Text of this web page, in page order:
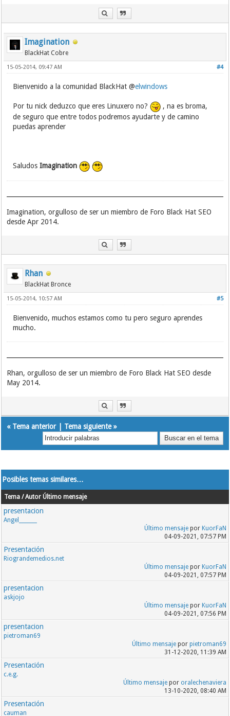
Imagination
BlackHat Cobre
#4
15-05-2014, 09:47 AM
Bienvenido a la comunidad BlackHat @elwindows
Por tu nick deduzco que eres Linuxero no?
, na es broma,
de seguro que entre todos podremos ayudarte y de camino
puedas aprender
SaludosImagination
Imagination, orgulloso de ser un miembro de Foro Black Hat SEO
desde Apr 2014.
Rhan
BlackHat Bronce
#5
15-05-2014, 10:57 AM
Bienvenido, muchos estamos como tu pero seguro aprendes
mucho.
Rhan, orgulloso de ser un miembro de Foro Black Hat SEO desde
May 2014.
« Tema anterior| Tema siguiente»
Posibles temas similares…
Tema / Autor Último mensaje
presentacion
Angel_______
Último mensajepor KuorFaN
04-09-2021, 07:57 PM
Presentación
Riograndemedios.net
Último mensajepor KuorFaN
04-09-2021, 07:57 PM
presentacion
askjojo
Último mensajepor KuorFaN
04-09-2021, 07:56 PM
presentacion
pietroman69
Último mensajepor pietroman69
31-12-2020, 11:39 AM
Presentación
c.e.g.
Último mensajepor oralechenaviera
13-10-2020, 08:40 AM
Presentación
cauman